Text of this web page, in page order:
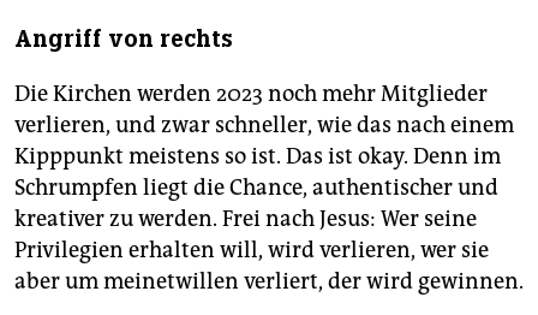
Angriff von rechts
Die Kirchen werden 2023 noch mehr Mitglieder
verlieren, und zwar schneller, wie das nach einem
Kipppunkt meistens so ist. Das ist okay. Denn im
Schrumpfen liegt die Chance, authentischer und
kreativer zu werden. Frei nach Jesus: Wer seine
Privilegien erhalten will, wird verlieren, wer sie
aber um meinetwillen verliert, der wird gewinnen.